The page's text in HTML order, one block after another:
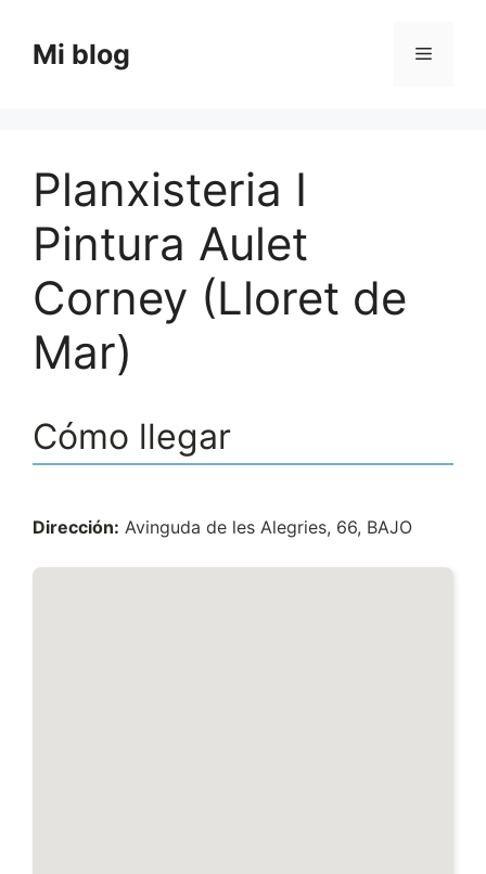
contenido
Mi blog Menú
Planxisteria I
Pintura Aulet
Corney (Lloret de
Mar)
Cómo llegar
Dirección: Avinguda de les Alegries, 66, BAJO